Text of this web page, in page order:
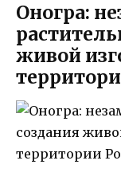
Оногра:
живой